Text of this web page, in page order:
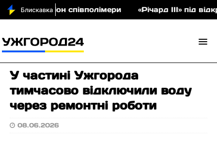
на аукціон співполімери «Річард ІІІ» під
У частині Ужгорода
тимчасово відключили воду
через ремонтні роботи
08.06.2026